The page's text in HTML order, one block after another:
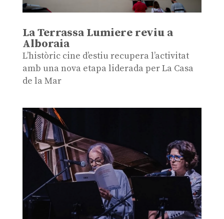
La Terrassa Lumiere reviu a
Alboraia
L’històric cine d’estiu recupera l’activitat
amb una nova etapa liderada per La Casa
de la Mar